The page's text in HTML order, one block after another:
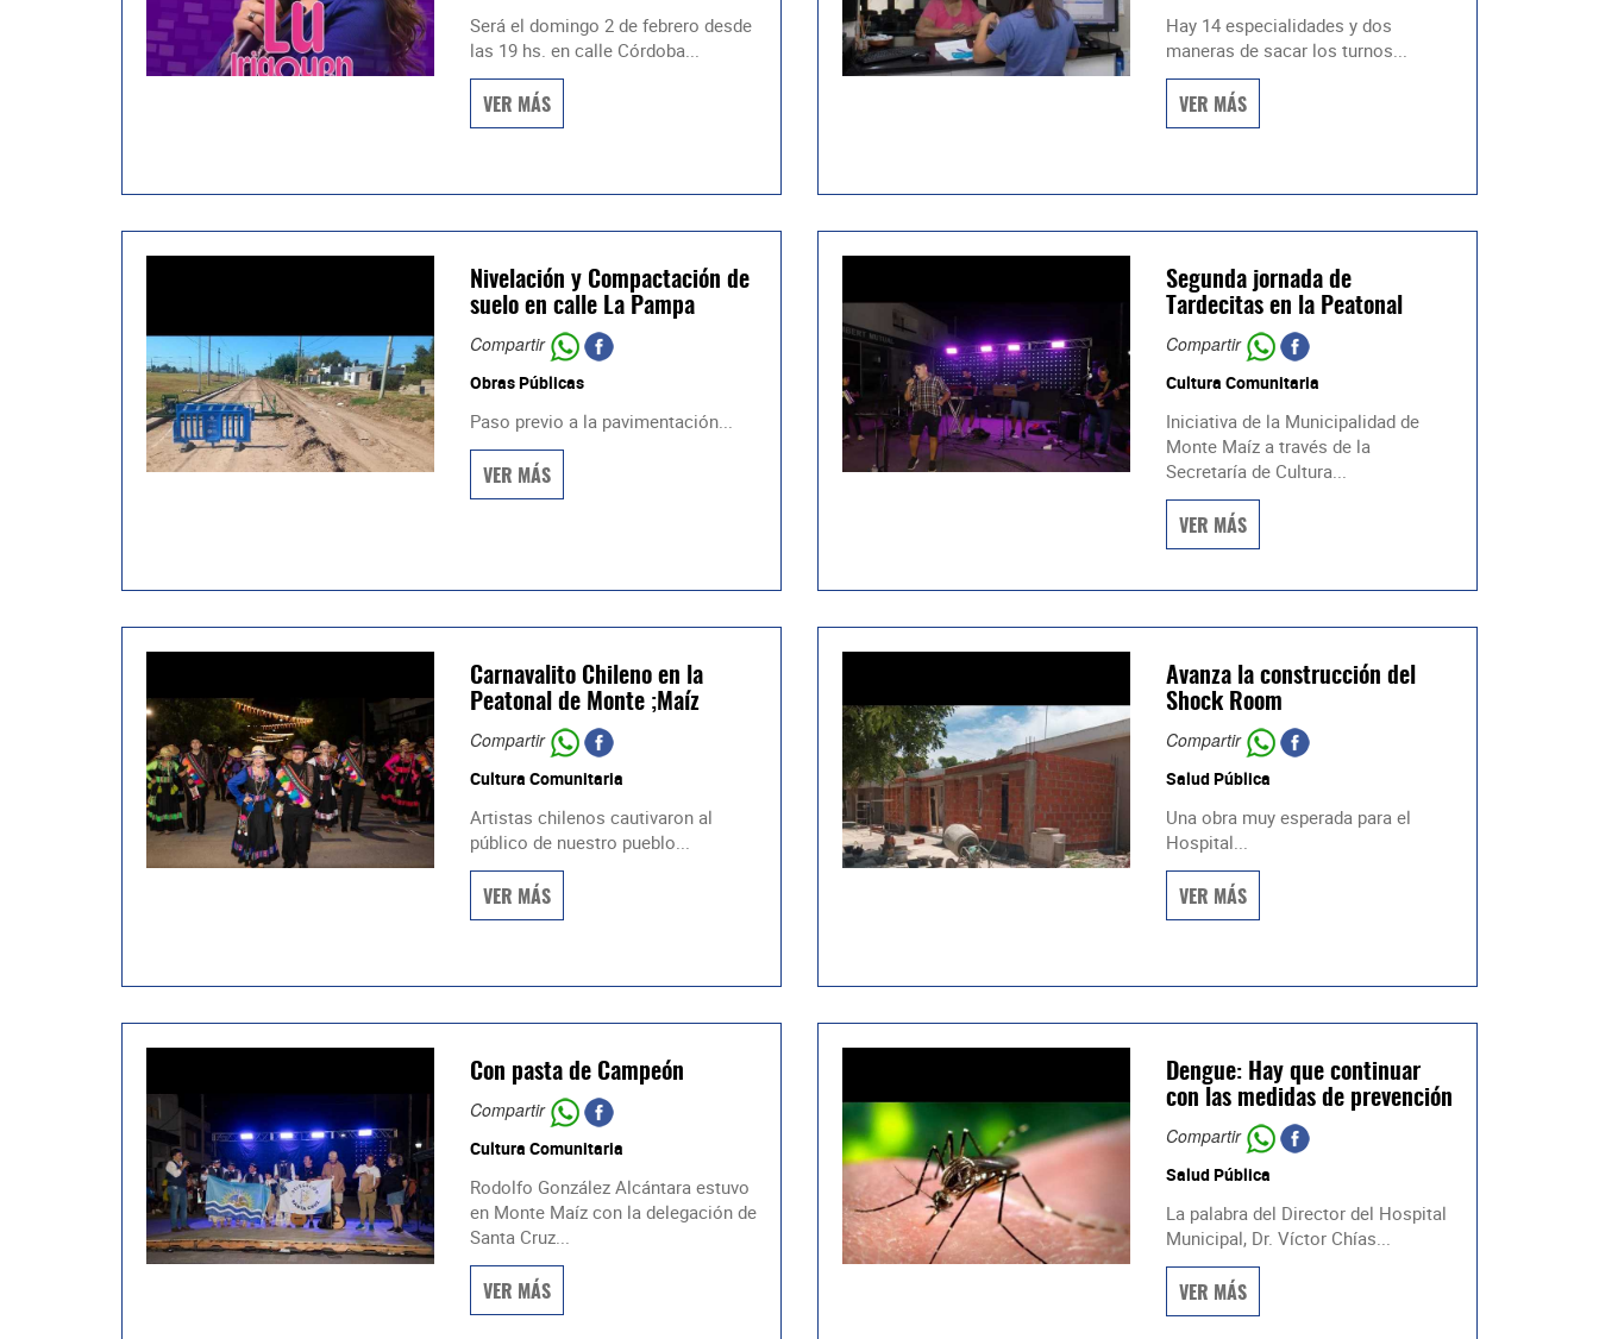
Será el domingo 2 de febrero desde
las 19 hs. en calle Córdoba...
VER MÁS
Hay 14 especialidades y dos
maneras de sacar los turnos...
VER MÁS
Nivelación y Compactación de
suelo en calle La Pampa
Compartir
Obras Públicas
Paso previo a la pavimentación...
VER MÁS
Segunda jornada de
Tardecitas en la Peatonal
Compartir
Cultura Comunitaria
Iniciativa de la Municipalidad de
Monte Maíz a través de la
Secretaría de Cultura...
VER MÁS
Carnavalito Chileno en la
Peatonal de Monte ;Maíz
Compartir
Cultura Comunitaria
Artistas chilenos cautivaron al
público de nuestro pueblo...
VER MÁS
Avanza la construcción del
Shock Room
Compartir
Salud Pública
Una obra muy esperada para el
Hospital...
VER MÁS
Con pasta de Campeón
Compartir
Cultura Comunitaria
Rodolfo González Alcántara estuvo
en Monte Maíz con la delegación de
Santa Cruz...
VER MÁS
Dengue: Hay que continuar
con las medidas de prevención
Compartir
Salud Pública
La palabra del Director del Hospital
Municipal, Dr. Víctor Chías...
VER MÁS